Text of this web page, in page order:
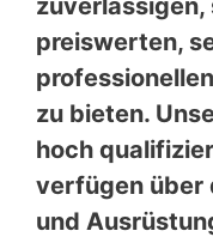
zuverlässigen,
preiswerten,
zu bieten.
hoch
verfügen über
und